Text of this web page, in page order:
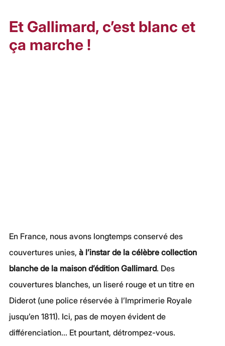
Et Gallimard, c’est blanc et
ça marche !
En France, nous avons longtemps conservé des
couvertures unies, à l’instar de la célèbre collection
blanche de la maison d’édition Gallimard. Des
couvertures blanches, un liseré rouge et un titre en
Diderot (une police réservée à l’Imprimerie Royale
jusqu’en 1811). Ici, pas de moyen évident de
différenciation... Et pourtant, détrompez-vous.